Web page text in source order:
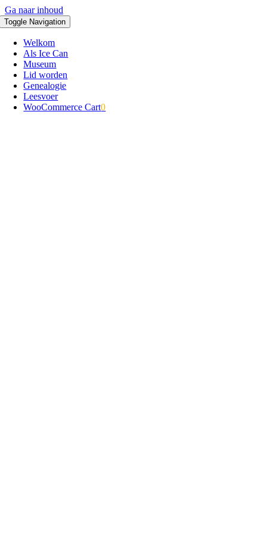
Ga naar inhoud
Toggle Navigation
Welkom
Als Ice Can
Museum
Lid worden
Genealogie
Leesvoer
WooCommerce Cart0